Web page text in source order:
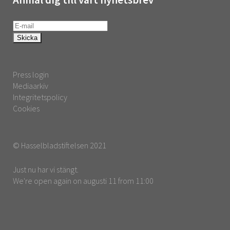
Press login
Mediaarkiv
Integritetspolicy
Cookies
© Hasselbladstiftelsen 2021
Just nu har vi stängt.
We're open again on augusti 11 from 11:00